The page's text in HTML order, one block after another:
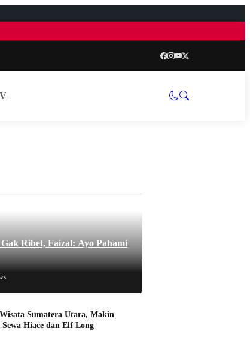
Ribet, Faizal: Ayo Pahami
Sumatera Utara, Makin
Hiace dan Elf Long